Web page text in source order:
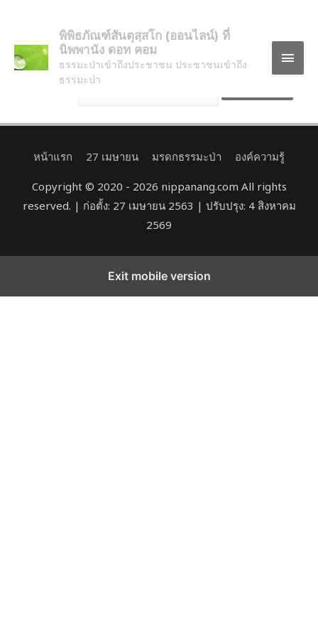
พิพิธภัณฑ์สันตุสฺสโก (ออนไลน์) ที่
นิพพานัง ดอท คอม
ธรรมะป่าเข้าถึงประชาชน ประชาชนเข้าถึง
ธรรมะป่า
This content is password protected. To view it please enter
your password below:
Password:
หน้าแรก 27 เมษายน มรดกธรรมะป่า องค์ความรู้
Copyright © 2020 - 2026 nippanang.com All rights
reserved. | ก่อตั้ง: 27 เมษายน 2563 | ปรับปรุง: 4 สิงหาคม
2569
Exit mobile version